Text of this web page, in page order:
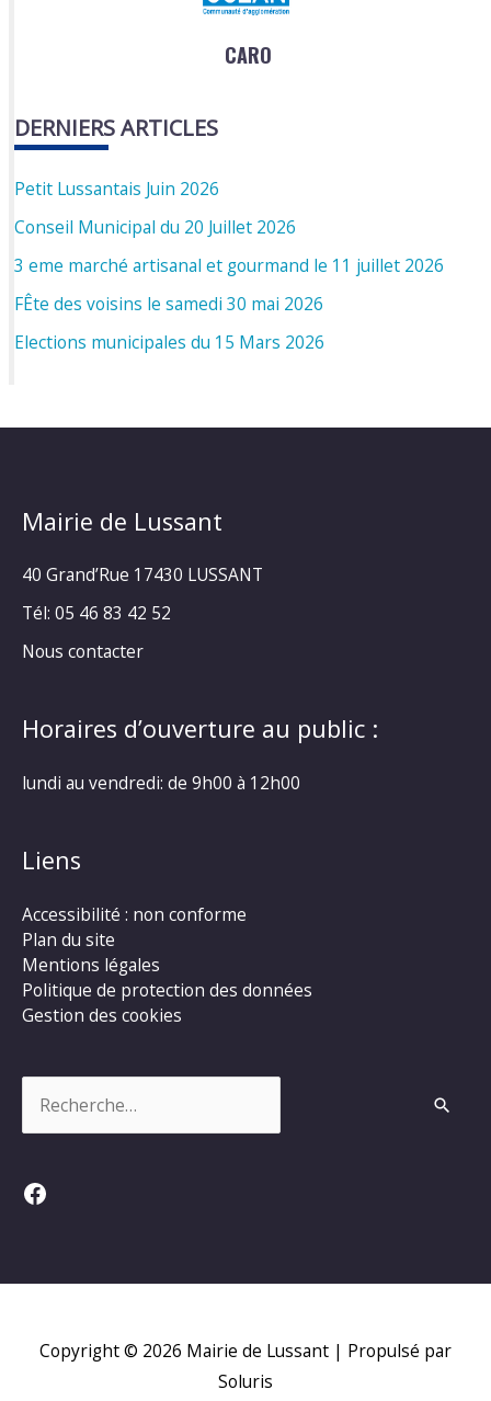
CARO
DERNIERS ARTICLES
Petit Lussantais Juin 2026
Conseil Municipal du 20 Juillet 2026
3 eme marché artisanal et gourmand le 11 juillet 2026
FÊte des voisins le samedi 30 mai 2026
Elections municipales du 15 Mars 2026
Mairie de Lussant
40 Grand’Rue 17430 LUSSANT
Tél: 05 46 83 42 52
Nous contacter
Horaires d’ouverture au public :
lundi au vendredi: de 9h00 à 12h00
Liens
Accessibilité : non conforme
Plan du site
Mentions légales
Politique de protection des données
Gestion des cookies
Facebook
Copyright © 2026 Mairie de Lussant | Propulsé par
Soluris